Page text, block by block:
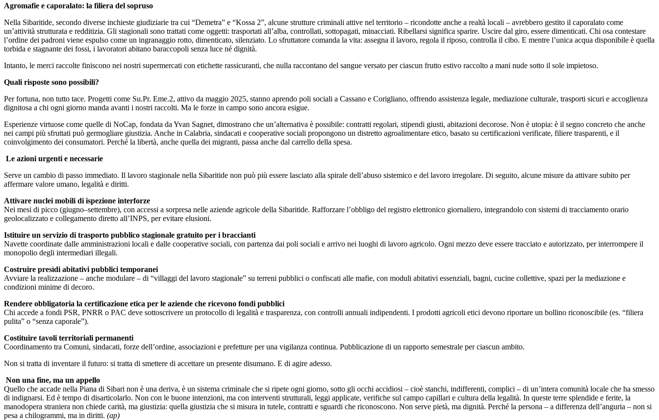
Agromafie e caporalato: la filiera del sopruso
Nella Sibaritide, secondo diverse inchieste giudiziarie tra cui “Demetra” e “Kossa 2”, alcune strutture criminali attive nel territorio – ricondotte anche a realtà locali – avrebbero gestito il caporalato come
un’attività strutturata e redditizia. Gli stagionali sono trattati come oggetti: trasportati all’alba, controllati, sottopagati, minacciati. Ribellarsi significa sparire. Uscire dal giro, essere dimenticati. Chi osa contestare
l’ordine dei padroni viene espulso come un ingranaggio rotto, dimenticato, silenziato. Lo sfruttatore comanda la vita: assegna il lavoro, regola il riposo, controlla il cibo. E mentre l’unica acqua disponibile è quella
torbida e stagnante dei fossi, i lavoratori abitano baraccopoli senza luce né dignità.
Intanto, le merci raccolte finiscono nei nostri supermercati con etichette rassicuranti, che nulla raccontano del sangue versato per ciascun frutto estivo raccolto a mani nude sotto il sole impietoso.
Quali risposte sono possibili?
Per fortuna, non tutto tace. Progetti come Su.Pr. Eme.2, attivo da maggio 2025, stanno aprendo poli sociali a Cassano e Corigliano, offrendo assistenza legale, mediazione culturale, trasporti sicuri e accoglienza
dignitosa a chi ogni giorno manda avanti i nostri raccolti. Ma le forze in campo sono ancora esigue.
Esperienze virtuose come quelle di NoCap, fondata da Yvan Sagnet, dimostrano che un’alternativa è possibile: contratti regolari, stipendi giusti, abitazioni decorose. Non è utopia: è il segno concreto che anche
nei campi più sfruttati può germogliare giustizia. Anche in Calabria, sindacati e cooperative sociali propongono un distretto agroalimentare etico, basato su certificazioni verificate, filiere trasparenti, e il
coinvolgimento dei consumatori. Perché la libertà, anche quella dei migranti, passa anche dal carrello della spesa.
Le azioni urgenti e necessarie
Serve un cambio di passo immediato. Il lavoro stagionale nella Sibaritide non può più essere lasciato alla spirale dell’abuso sistemico e del lavoro irregolare. Di seguito, alcune misure da attivare subito per
affermare valore umano, legalità e diritti.
Attivare nuclei mobili di ispezione interforze
Nei mesi di picco (giugno–settembre), con accessi a sorpresa nelle aziende agricole della Sibaritide. Rafforzare l’obbligo del registro elettronico giornaliero, integrandolo con sistemi di tracciamento orario
geolocalizzato e collegamento diretto all’INPS, per evitare elusioni.
Istituire un servizio di trasporto pubblico stagionale gratuito per i braccianti
Navette coordinate dalle amministrazioni locali e dalle cooperative sociali, con partenza dai poli sociali e arrivo nei luoghi di lavoro agricolo. Ogni mezzo deve essere tracciato e autorizzato, per interrompere il
monopolio degli intermediari illegali.
Costruire presìdi abitativi pubblici temporanei
Avviare la realizzazione – anche modulare – di “villaggi del lavoro stagionale” su terreni pubblici o confiscati alle mafie, con moduli abitativi essenziali, bagni, cucine collettive, spazi per la mediazione e
condizioni minime di decoro.
Rendere obbligatoria la certificazione etica per le aziende che ricevono fondi pubblici
Chi accede a fondi PSR, PNRR o PAC deve sottoscrivere un protocollo di legalità e trasparenza, con controlli annuali indipendenti. I prodotti agricoli etici devono riportare un bollino riconoscibile (es. “filiera
pulita” o “senza caporale”).
Costituire tavoli territoriali permanenti
Coordinamento tra Comuni, sindacati, forze dell’ordine, associazioni e prefetture per una vigilanza continua. Pubblicazione di un rapporto semestrale per ciascun ambito.
Non si tratta di inventare il futuro: si tratta di smettere di accettare un presente disumano. E di agire adesso.
Non una fine, ma un appello
Quello che accade nella Piana di Sibari non è una deriva, è un sistema criminale che si ripete ogni giorno, sotto gli occhi accidiosi – cioè stanchi, indifferenti, complici – di un’intera comunità locale che ha smesso
di indignarsi. Ed è tempo di disarticolarlo. Non con le buone intenzioni, ma con interventi strutturali, leggi applicate, verifiche sul campo capillari e cultura della legalità. In queste terre splendide e ferite, la
manodopera straniera non chiede carità, ma giustizia: quella giustizia che si misura in tutele, contratti e sguardi che riconoscono. Non serve pietà, ma dignità. Perché la persona – a differenza dell’anguria – non si
pesa a chilogrammi, ma in diritti. (ap)